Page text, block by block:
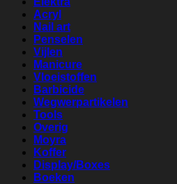
Acryl
Nail art
Penselen
Vijlen
Manicure
Vloeistoffen
Barbicide
Wegwerpartikelen
Tools
Overig
Moyra
Koffer
Display/Boxes
Boeken